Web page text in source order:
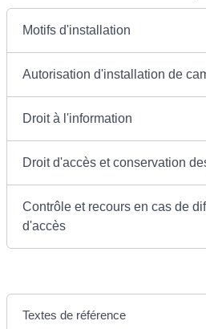
Motifs d'installation
Autorisation d'installation de
Droit à l'information
Droit d'accès et conservation
Contrôle et recours en cas de
d'accès
Textes de référence